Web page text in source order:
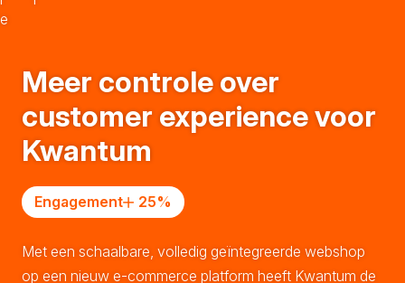
e
Engagement 25%
Meer controle over
customer experience voor
Kwantum
Met een schaalbare, volledig geïntegreerde webshop
op een nieuw e-commerce platform heeft Kwantum de